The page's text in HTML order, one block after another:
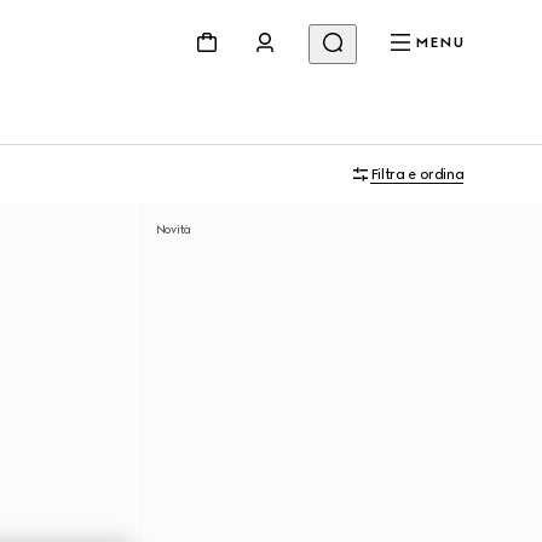
MENU
Filtra e ordina
Novità